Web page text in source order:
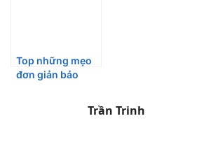
Top những mẹo
đơn giản bảo
Trần Trinh